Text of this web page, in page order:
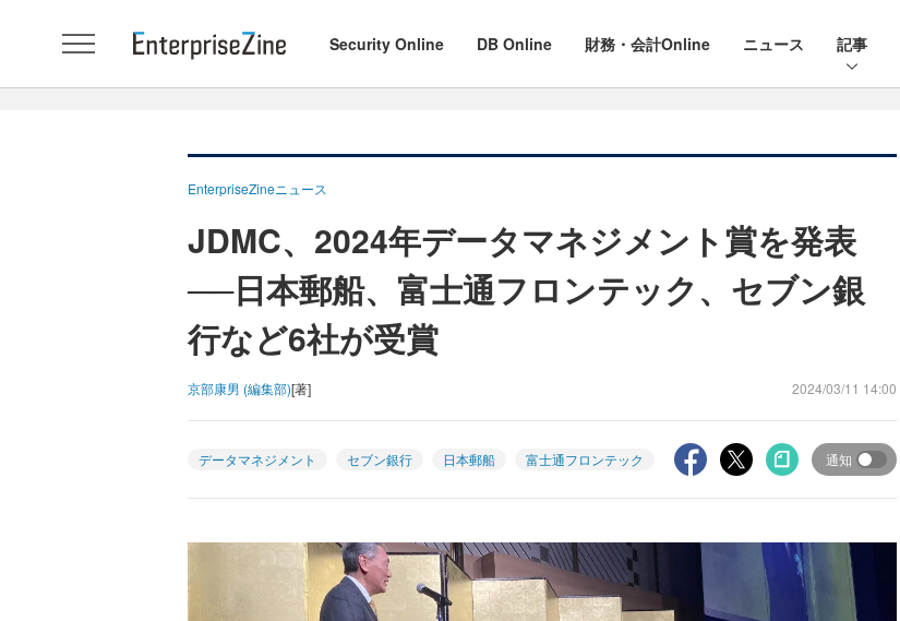
Security Online DB Online 財務・会計Online ニュース 記事
EnterpriseZineニュース
JDMC、2024年データマネジメント賞を発表
──日本郵船、富士通フロンテック、セブン銀
行など6社が受賞
京部康男 (編集部)[著] 2024/03/11 14:00
データマネジメント セブン銀行 日本郵船 富士通フロンテック 通知